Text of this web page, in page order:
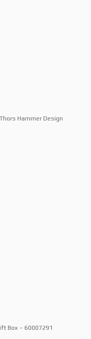
Hammer Design
Box – 60007291